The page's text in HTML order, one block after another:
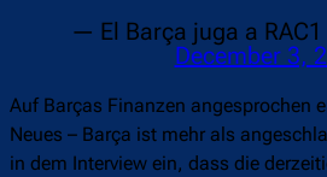
— El Barça juga a RAC1
December 3,
Auf Barças Finanzen angesprochen
Neues – Barça ist mehr als
in dem Interview ein, dass die